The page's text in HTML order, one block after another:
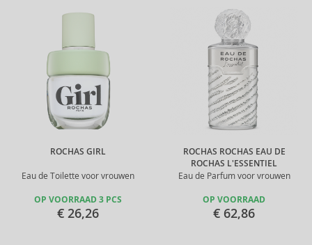
ROCHAS GIRL
Eau de Toilette voor vrouwen
OP VOORRAAD 3 PCS
€ 26,26
ROCHAS ROCHAS EAU DE
ROCHAS L'ESSENTIEL
Eau de Parfum voor vrouwen
OP VOORRAAD
€ 62,86